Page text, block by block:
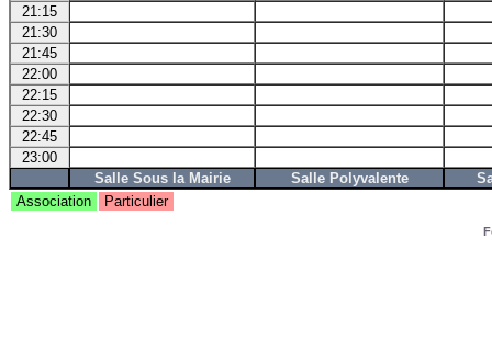
21:15
21:30
21:45
22:00
22:15
22:30
22:45
23:00
Salle Sous la Mairie
Salle Polyvalente
Association
Particulier